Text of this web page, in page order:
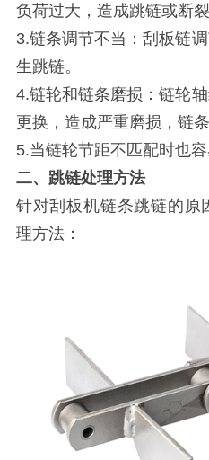
负荷过大，造成跳链或断裂
3.链条调节不当：刮板链
生跳链。
4.链轮和链条磨损：链轮
更换，造成严重磨损，链
5.当链轮节距不匹配时也容
二、跳链处理方法
针对刮板机链条跳链的原
理方法：